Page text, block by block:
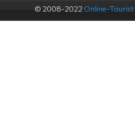
© 2008-2022 Online-